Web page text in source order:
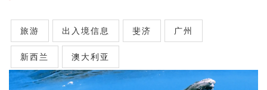
旅游 出入境信息 斐济 广州
新西兰 澳大利亚